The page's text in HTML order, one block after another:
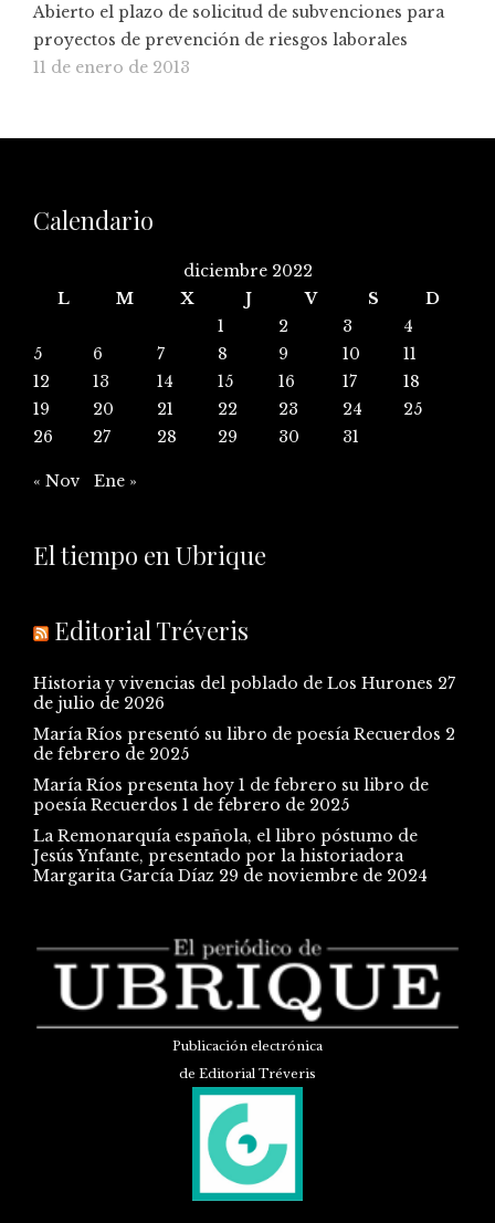
Abierto el plazo de solicitud de subvenciones para
proyectos de prevención de riesgos laborales
11 de enero de 2013
Calendario
diciembre 2022
L
M X J V S
D
1
2 3
4
5
6 7 8 9 10
11
12
13 14 15 16 17
18
19
20 21 22 23 24
25
26
27 28 29 30 31
« Nov Ene »
El tiempo en Ubrique
Editorial Tréveris
Historia y vivencias del poblado de Los Hurones 27
de julio de 2026
María Ríos presentó su libro de poesía Recuerdos 2
de febrero de 2025
María Ríos presenta hoy 1 de febrero su libro de
poesía Recuerdos 1 de febrero de 2025
La Remonarquía española, el libro póstumo de
Jesús Ynfante, presentado por la historiadora
Margarita García Díaz 29 de noviembre de 2024
Publicación electrónica
de Editorial Tréveris